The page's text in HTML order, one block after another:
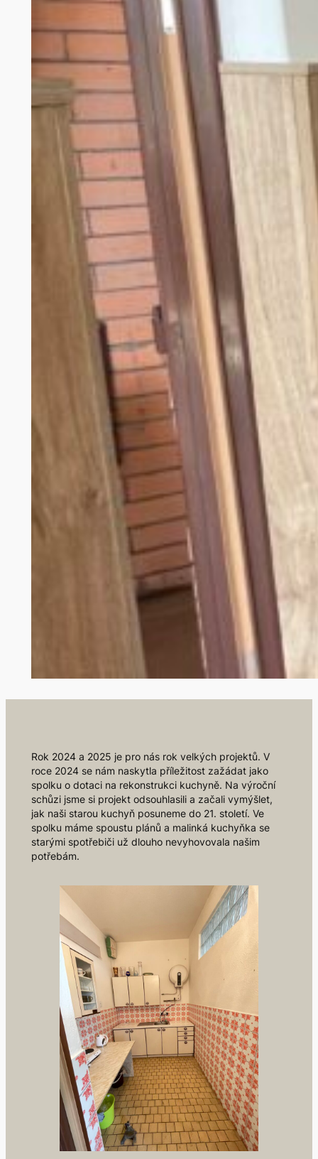
Rok 2024 a 2025 je pro nás rok velkých projektů. V
roce 2024 se nám naskytla příležitost zažádat jako
spolku o dotaci na rekonstrukci kuchyně. Na výroční
schůzi jsme si projekt odsouhlasili a začali vymýšlet,
jak naši starou kuchyň posuneme do 21. století. Ve
spolku máme spoustu plánů a malinká kuchyňka se
starými spotřebiči už dlouho nevyhovovala našim
potřebám.